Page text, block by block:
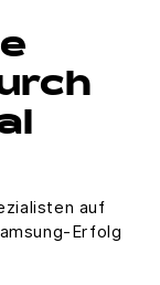
auf
Erfolg